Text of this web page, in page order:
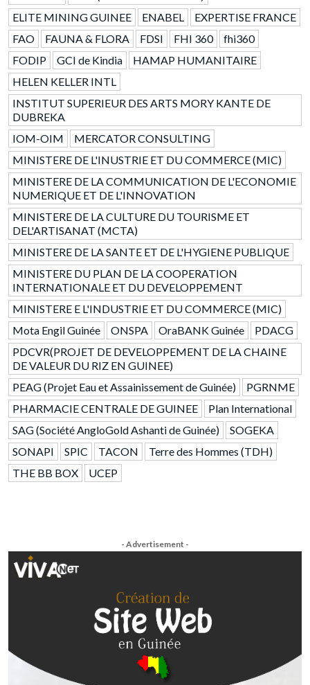
ELITE MINING GUINEE
ENABEL
EXPERTISE FRANCE
FAO
FAUNA & FLORA FDSI FHI 360
fhi360
FODIP
GCI de Kindia
HAMAP HUMANITAIRE
HELEN KELLER INTL
INSTITUT SUPERIEUR DES ARTS MORY KANTE DE
DUBREKA
IOM-OIM
MERCATOR CONSULTING
MINISTERE DE L'INUSTRIE ET DU COMMERCE (MIC)
MINISTERE DE LA COMMUNICATION DE L'ECONOMIE
NUMERIQUE ET DE L'INNOVATION
MINISTERE DE LA CULTURE DU TOURISME ET
DEL'ARTISANAT (MCTA)
MINISTERE DE LA SANTE ET DE L'HYGIENE PUBLIQUE
MINISTERE DU PLAN DE LA COOPERATION
INTERNATIONALE ET DU DEVELOPPEMENT
MINISTERE E L'INDUSTRIE ET DU COMMERCE (MIC)
Mota Engil Guinée
ONSPA OraBANK Guinée
PDACG
PDCVR(PROJET DE DEVELOPPEMENT DE LA CHAINE
DE VALEUR DU RIZ EN GUINEE)
PEAG (Projet Eau et Assainissement de Guinée)
PGRNME
PHARMACIE CENTRALE DE GUINEE
Plan International
SAG (Société AngloGold Ashanti de Guinée)
SOGEKA
SONAPI
SPIC TACON
Terre des Hommes (TDH)
THE BB BOX
UCEP
- Advertisement -